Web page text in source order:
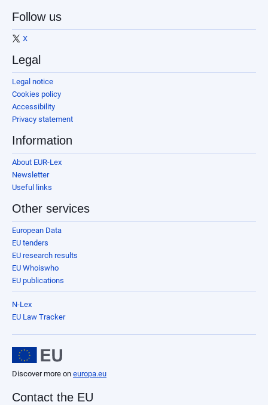
Follow us
X
Legal
Legal notice
Cookies policy
Accessibility
Privacy statement
Information
About EUR-Lex
Newsletter
Useful links
Other services
European Data
EU tenders
EU research results
EU Whoiswho
EU publications
N-Lex
EU Law Tracker
Discover more on europa.eu
Contact the EU